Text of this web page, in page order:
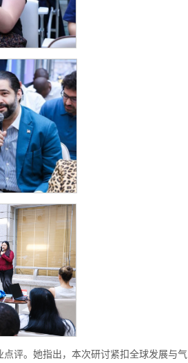
评。她指出，本次研讨紧扣全球发展与气